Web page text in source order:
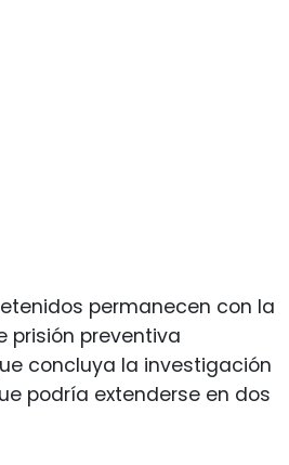
permanecen con la
prisión preventiva
concluya la investigación
podría extenderse en dos